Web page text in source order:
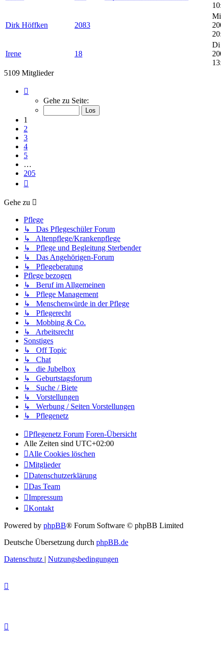
Dirk Höffken 2083
Irene 18
Di
5109 Mitglieder
von
Gehe zu Seite:
1
2
3
4
5
…
205
Gehe zu
Pflege
↳ Das Pflegeschüler Forum
↳ Altenpflege/Krankenpflege
↳ Pflege und Begleitung Sterbender
↳ Das Angehörigen-Forum
↳ Pflegeberatung
Pflege bezogen
↳ Beruf im Allgemeinen
↳ Pflege Management
↳ Menschenwürde in der Pflege
↳ Pflegerecht
↳ Mobbing & Co.
↳ Arbeitsrecht
Sonstiges
↳ Off Topic
↳ Chat
↳ die Jubelbox
↳ Geburtstagsforum
↳ Suche / Biete
↳ Vorstellungen
↳ Werbung / Seiten Vorstellungen
↳ Pflegenetz
Pflegenetz Forum Foren-Übersicht
Alle Zeiten sind UTC+02:00
Alle Cookies löschen
Mitglieder
Datenschutzerklärung
Das Team
Impressum
Kontakt
Powered by phpBB® Forum Software © phpBB Limited
Deutsche Übersetzung durch phpBB.de
Datenschutz | Nutzungsbedingungen